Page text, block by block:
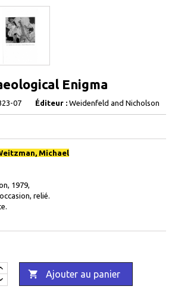
Enigma
07 Éditeur : Weidenfeld and Nicholson
Michael
1979,
relié.
 Ajouter au panier